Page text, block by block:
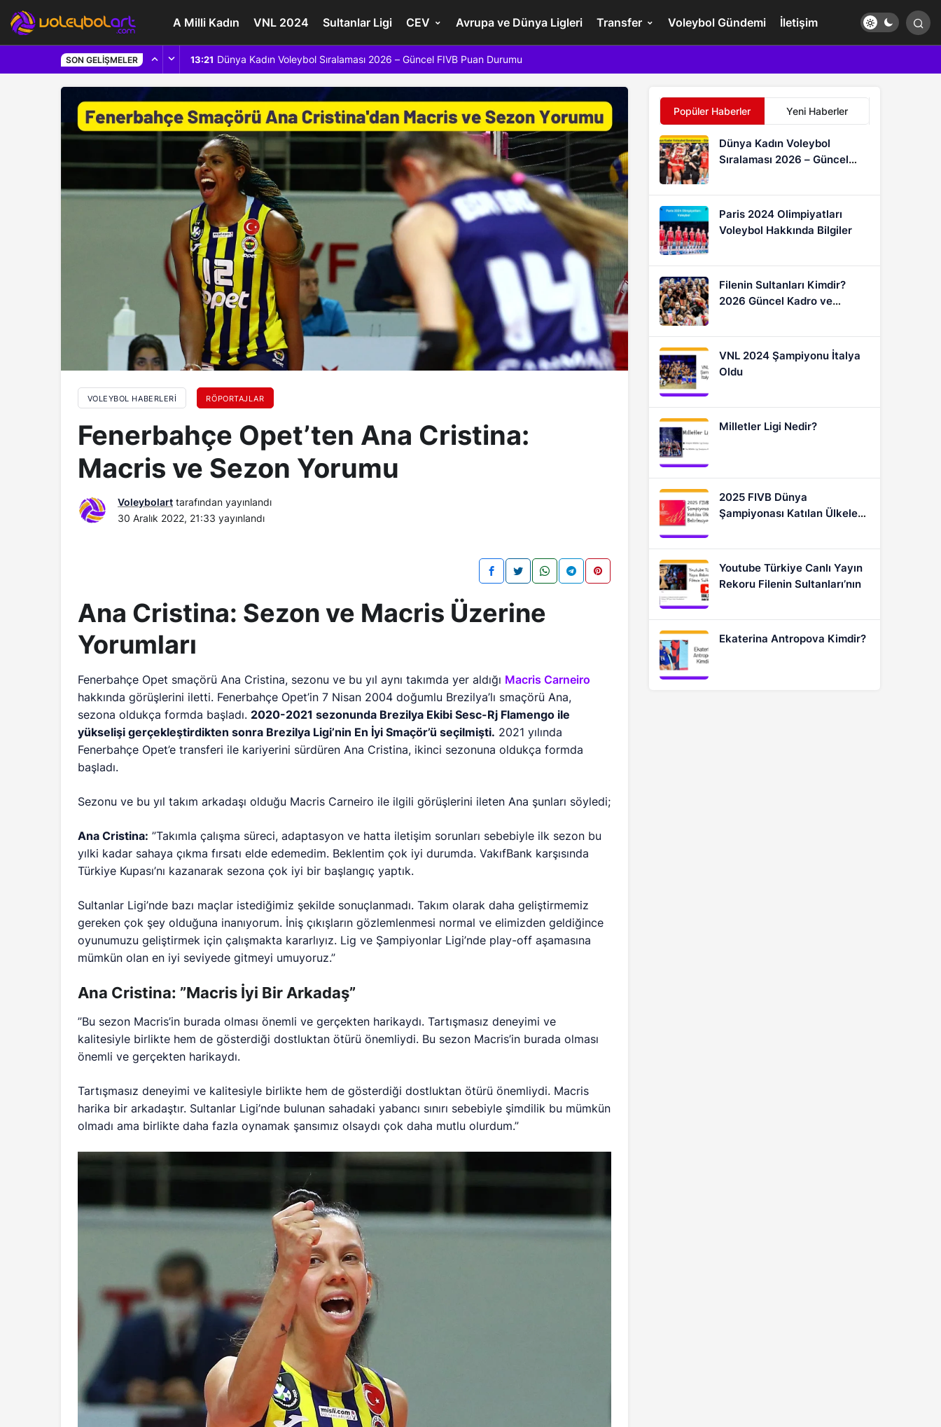
A Milli Kadın VNL 2024 Sultanlar Ligi CEV Avrupa ve Dünya Ligleri Transfer Voleybol Gündemi İletişim
SON GELIŞMELER 13:21 Dünya Kadın Voleybol Sıralaması 2026 – Güncel FIVB Puan Durumu
VOLEYBOL HABERLERI RÖPORTAJLAR
Fenerbahçe Opet’ten Ana Cristina:
Macris ve Sezon Yorumu
Voleybolart tarafından yayınlandı
30 Aralık 2022, 21:33 yayınlandı
Ana Cristina: Sezon ve Macris Üzerine
Yorumları
Fenerbahçe Opet smaçörü Ana Cristina, sezonu ve bu yıl aynı takımda yer aldığı Macris Carneiro
hakkında görüşlerini iletti. Fenerbahçe Opet’in 7 Nisan 2004 doğumlu Brezilya’lı smaçörü Ana,
sezona oldukça formda başladı.2020-2021 sezonunda Brezilya Ekibi Sesc-Rj Flamengo ile
yükselişi gerçekleştirdikten sonra Brezilya Ligi’nin En İyi Smaçör’ü seçilmişti. 2021 yılında
Fenerbahçe Opet’e transferi ile kariyerini sürdüren Ana Cristina, ikinci sezonuna oldukça formda
başladı.
Sezonu ve bu yıl takım arkadaşı olduğu Macris Carneiro ile ilgili görüşlerini ileten Ana şunları söyledi;
Ana Cristina: ”Takımla çalışma süreci, adaptasyon ve hatta iletişim sorunları sebebiyle ilk sezon bu
yılki kadar sahaya çıkma fırsatı elde edemedim. Beklentim çok iyi durumda. VakıfBank karşısında
Türkiye Kupası’nı kazanarak sezona çok iyi bir başlangıç yaptık.
Sultanlar Ligi’nde bazı maçlar istediğimiz şekilde sonuçlanmadı. Takım olarak daha geliştirmemiz
gereken çok şey olduğuna inanıyorum. İniş çıkışların gözlemlenmesi normal ve elimizden geldiğince
oyunumuzu geliştirmek için çalışmakta kararlıyız. Lig ve Şampiyonlar Ligi’nde play-off aşamasına
mümkün olan en iyi seviyede gitmeyi umuyoruz.”
Ana Cristina: ”Macris İyi Bir Arkadaş”
”Bu sezon Macris’in burada olması önemli ve gerçekten harikaydı. Tartışmasız deneyimi ve
kalitesiyle birlikte hem de gösterdiği dostluktan ötürü önemliydi. Bu sezon Macris’in burada olması
önemli ve gerçekten harikaydı.
Tartışmasız deneyimi ve kalitesiyle birlikte hem de gösterdiği dostluktan ötürü önemliydi. Macris
harika bir arkadaştır. Sultanlar Ligi’nde bulunan sahadaki yabancı sınırı sebebiyle şimdilik bu mümkün
olmadı ama birlikte daha fazla oynamak şansımız olsaydı çok daha mutlu olurdum.”
Popüler Haberler Yeni Haberler
Dünya Kadın Voleybol
Sıralaması 2026 – Güncel
Paris 2024 Olimpiyatları
Voleybol Hakkında Bilgiler
Filenin Sultanları Kimdir?
2026 Güncel Kadro ve
VNL 2024 Şampiyonu İtalya
Oldu
Milletler Ligi Nedir?
2025 FIVB Dünya
Şampiyonası Katılan Ülkeler
Youtube Türkiye Canlı Yayın
Rekoru Filenin Sultanları’nın
Ekaterina Antropova Kimdir?